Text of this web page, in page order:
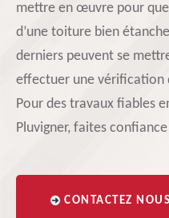
mettre en œuvre pour
d’une toiture bien
derniers peuvent se
effectuer une vérification
Pour des travaux fiables
Pluvigner, faites
CONTACTEZ NOUS